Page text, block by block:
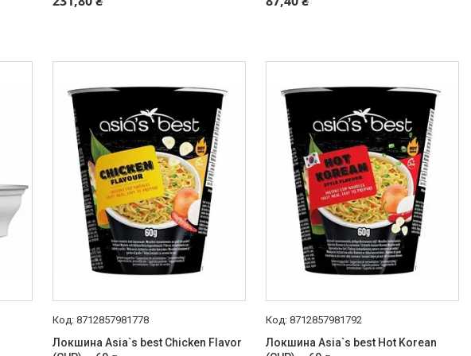
8712857981778
Локшина Asia`s best Chicken Flavor
8712857981792
Локшина Asia`s best Hot Korean